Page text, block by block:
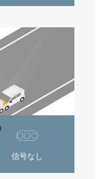
信号なし